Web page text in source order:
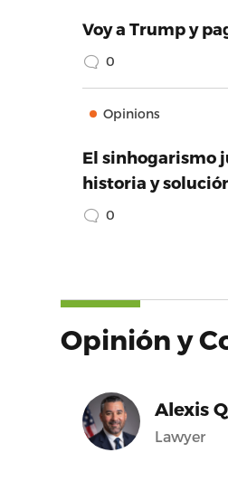
Voy a Trump y
0
Opinions
El sinhogarismo
historia y
0
Opinión y
Alexis
Lawyer